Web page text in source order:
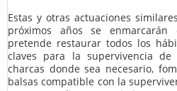
Estas y otras actuaciones
próximos años se
pretende restaurar todos los
claves para la supervivencia
charcas donde sea necesario,
balsas compatible con la